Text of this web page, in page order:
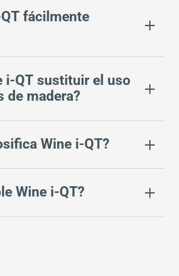
fácilmente
i-QT sustituir el uso
de madera?
Wine i-QT?
Wine i-QT?